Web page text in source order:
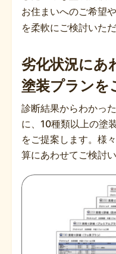
お住まいへのご希望
を柔軟にご検討いただ
劣化状況にあ
塗装プランを
診断結果からわかっ
に、10種類以上の塗
をご提案します。様
算にあわせてご検討